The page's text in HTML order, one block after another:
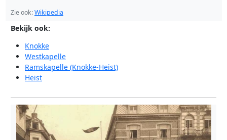
Zie ook:Wikipedia
Bekijk ook:
Knokke
Westkapelle
Ramskapelle (Knokke-Heist)
Heist